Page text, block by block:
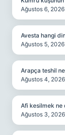
Ağustos 6, 2026
Avesta hangi
Ağustos 5, 2026
Arapça teshil
Ağustos 4, 2026
Afi kesilmek ne
Ağustos 3, 2026